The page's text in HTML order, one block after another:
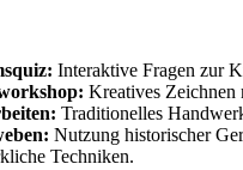
Interaktive Fragen zur
Kreatives Zeichnen
Traditionelles
Nutzung historischer
Techniken.